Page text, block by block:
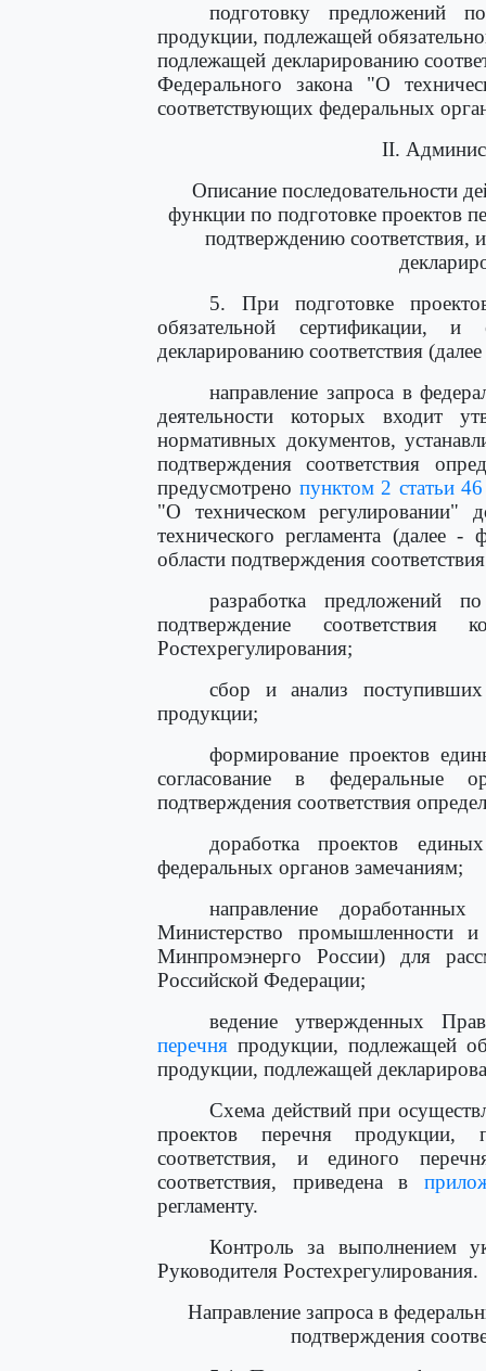
подготовку предложений
продукции, подлежащей
подлежащей декларированию
Федерального закона "О
соответствующих федеральных
II.
Описание последовательности
функции по подготовке проектов
подтверждению соответствия,
5. При подготовке
обязательной сертификации,
декларированию соответствия
направление запроса в
деятельности которых входит
нормативных документов,
подтверждения соответствия
предусмотрено пунктом 2 статьи 46
"О техническом регулировании"
технического регламента (далее -
области подтверждения
разработка предложений
подтверждение
Ростехрегулирования;
сбор и анализ
продукции;
формирование проектов
согласование в федеральные
подтверждения соответствия
доработка проектов
федеральных органов замечаниям;
направление
Министерство промышленности
Минпромэнерго России) для
Российской Федерации;
ведение утвержденных
перечня продукции, подлежащей
продукции, подлежащей
Схема действий при
проектов перечня продукции,
соответствия, и единого
соответствия, приведена в
регламенту.
Контроль за выполнением
Руководителя Ростехрегулирования.
Направление запроса в
подтверждения